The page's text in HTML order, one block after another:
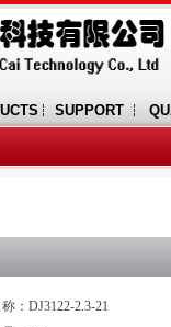
SUPPORT
：DJ3122-2.3-21